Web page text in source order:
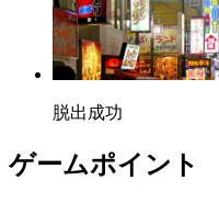
脱出成功
ゲームポイント